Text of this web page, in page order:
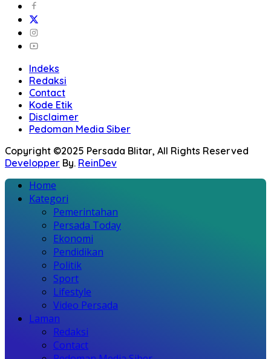
Indeks
Redaksi
Contact
Kode Etik
Disclaimer
Pedoman Media Siber
Copyright ©2025 Persada Blitar, All Rights Reserved
Developper By. ReinDev
Home
Kategori
Pemerintahan
Persada Today
Ekonomi
Pendidikan
Politik
Sport
Lifestyle
Video Persada
Laman
Redaksi
Contact